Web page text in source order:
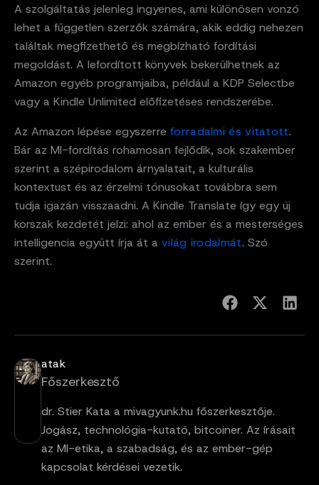
A szolgáltatás jelenleg ingyenes, ami különösen vonzó
lehet a független szerzők számára, akik eddig nehezen
találtak megfizethető és megbízható fordítási
megoldást. A lefordított könyvek bekerülhetnek az
Amazon egyéb programjaiba, például a KDP Selectbe
vagy a Kindle Unlimited előfizetéses rendszerébe.
Az Amazon lépése egyszerre forradalmi és vitatott.
Bár az MI-fordítás rohamosan fejlődik, sok szakember
szerint a szépirodalom árnyalatait, a kulturális
kontextust és az érzelmi tónusokat továbbra sem
tudja igazán visszaadni. A Kindle Translate így egy új
korszak kezdetét jelzi: ahol az ember és a mesterséges
intelligencia együtt írja át a világ irodalmát. Szó
szerint.
atak
Főszerkesztő
dr. Stier Kata a mivagyunk.hu főszerkesztője.
Jogász, technológia-kutató, bitcoiner. Az írásait
az MI-etika, a szabadság, és az ember-gép
kapcsolat kérdései vezetik.